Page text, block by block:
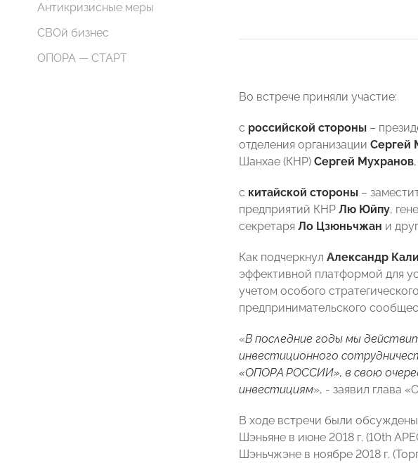
Антикризисные меры
СВОй бизнес
ОПОРА — СТАРТ
Во встрече приняли участие:
с российской стороны –
отделения организации Сергей
Шанхае (КНР) Сергей Мухранов,
с китайской стороны –
предприятий КНР Лю Юйпу,
секретаря Ло Цзюньчжан и
Как подчеркнул Александр
эффективной платформой для
учетом особого
предпринимательского
«В последние годы мы
инвестиционного
«ОПОРА РОССИИ», в свою
инвестициям», - заявил глава
В ходе встречи были
Шэньяне в июне 2018 г. (10th
Шэньчжэне в ноябре 2018 г.